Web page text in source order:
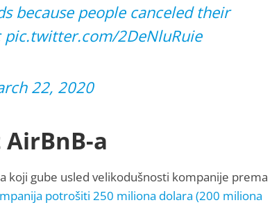
because people canceled their
pic.twitter.com/2DeNluRuie
22, 2020
a
koji gube usled velikodušnosti kompanije prema
potrošiti 250 miliona dolara (200 miliona